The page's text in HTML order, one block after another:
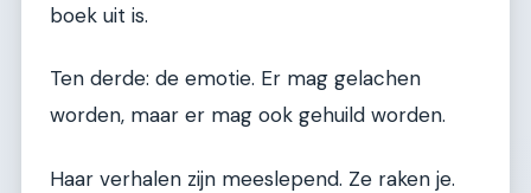
boek uit is.
Ten derde: de emotie. Er mag gelachen
worden, maar er mag ook gehuild worden.
Haar verhalen zijn meeslepend. Ze raken je.